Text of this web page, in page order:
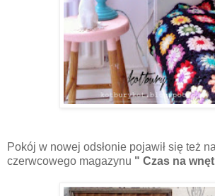
Pokój w nowej odsłonie pojawił się też
czerwcowego magazynu " Czas na